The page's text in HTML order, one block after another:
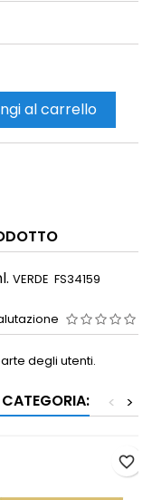
al carrello
VERDE FS34159
degli utenti.
>
<
favorite_border